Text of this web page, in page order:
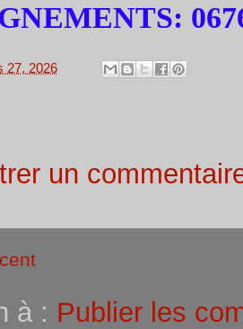
27, 2026
un
à : Publier les